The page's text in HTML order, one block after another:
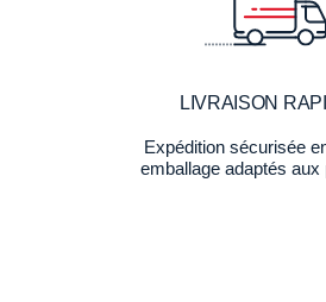
LIVRAISON
Expédition sécurisée
emballage adaptés aux